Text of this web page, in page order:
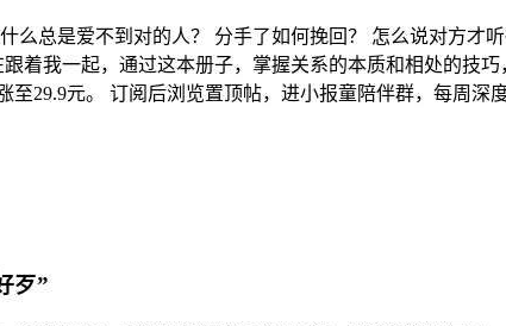
么总是爱不到对的人？ 分手了如何挽回？ 怎么说对方
着我一起，通过这本册子，掌握关系的本质和相处的技
至29.9元。 订阅后浏览置顶帖，进小报童陪伴群，每周深
歹”